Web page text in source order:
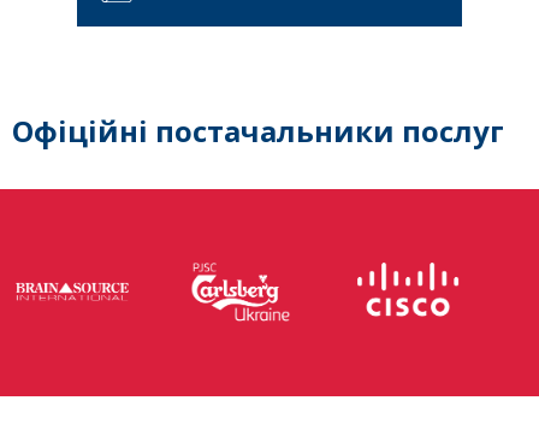
Офіційні постачальники послуг